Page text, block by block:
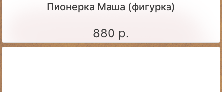
Пионерка Маша (фигурка)
880 р.